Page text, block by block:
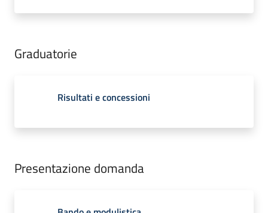
Graduatorie
Risultati e concessioni
Presentazione domanda